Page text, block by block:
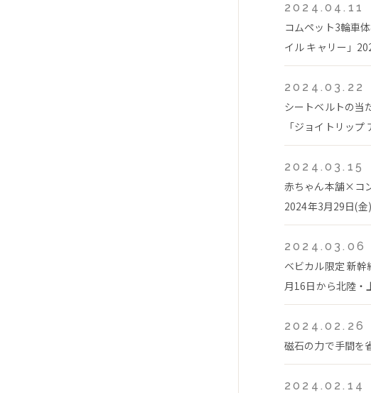
2024.04.11
コムペット3輪車
イル キャリー」
2024.03.22
シートベルトの当
「ジョイトリッ
2024.03.15
赤ちゃん本舗×コ
2024年3月29日(
2024.03.06
ベビカル限定 新
月16日から北陸・
2024.02.26
磁石の力で手間を
2024.02.14